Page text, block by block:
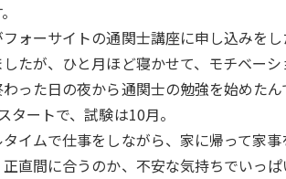
ォーサイトの通関士講座に申し込みを
たが、ひと月ほど寝かせて、モチベー
った日の夜から通関士の勉強を始めたん
タートで、試験は10月。
イムで仕事をしながら、家に帰って家
直間に合うのか、不安な気持ちでいっ